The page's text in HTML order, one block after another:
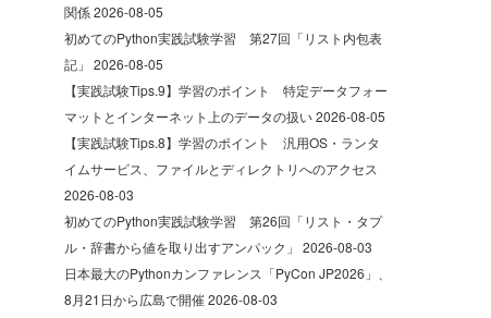
関係2026-08-05
初めてのPython実践試験学習 第27回「リスト内包表
記」 2026-08-05
【実践試験Tips.9】学習のポイント 特定データフォー
マットとインターネット上のデータの扱い2026-08-05
【実践試験Tips.8】学習のポイント 汎用OS・ランタ
イムサービス、ファイルとディレクトリへのアクセス
2026-08-03
初めてのPython実践試験学習 第26回「リスト・タプ
ル・辞書から値を取り出すアンパック」 2026-08-03
日本最大のPythonカンファレンス「PyCon JP2026」、
8月21日から広島で開催2026-08-03